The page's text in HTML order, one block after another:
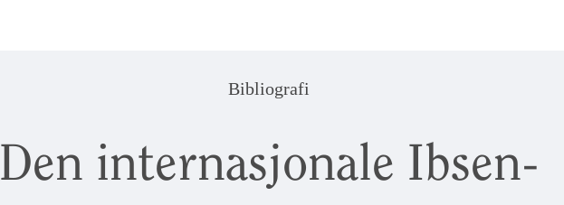
Bibliografi
Den internasjonale Ibsen-